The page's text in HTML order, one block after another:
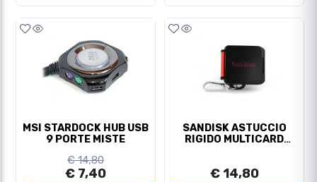
MSI STARDOCK HUB USB
9 PORTE MISTE
€ 14,80
€ 7,40
SANDISK ASTUCCIO
RIGIDO MULTICARD
€ 14,80